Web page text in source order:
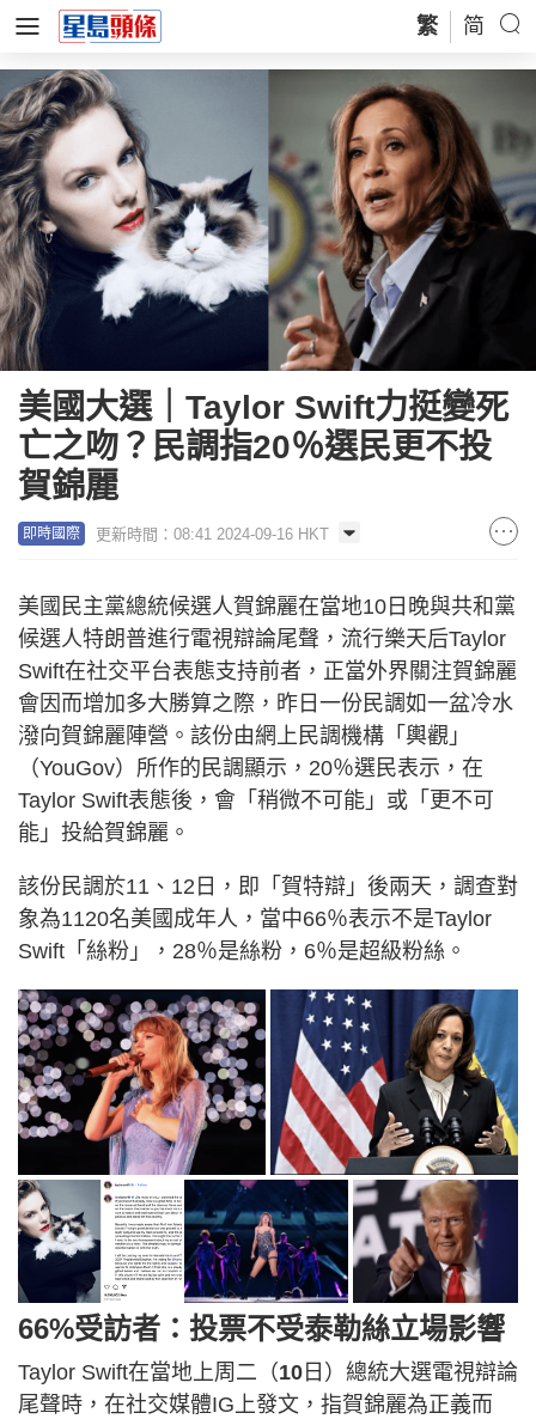
繁 简
美國大選｜Taylor Swift力挺變死
亡之吻？民調指20％選民更不投
賀錦麗
即時國際 更新時間：08:41 2024-09-16 HKT
美國民主黨總統候選人賀錦麗在當地10日晚與共和黨
候選人特朗普進行電視辯論尾聲，流行樂天后Taylor
Swift在社交平台表態支持前者，正當外界關注賀錦麗
會因而增加多大勝算之際，昨日一份民調如一盆冷水
潑向賀錦麗陣營。該份由網上民調機構「輿觀」
（YouGov）所作的民調顯示，20％選民表示，在
Taylor Swift表態後，會「稍微不可能」或「更不可
能」投給賀錦麗。
該份民調於11、12日，即「賀特辯」後兩天，調查對
象為1120名美國成年人，當中66％表示不是Taylor
Swift「絲粉」，28％是絲粉，6％是超級粉絲。
66%受訪者：投票不受泰勒絲立場影響
Taylor Swift在當地上周二（10 日）總統大選電視辯論
尾聲時，在社交媒體IG上發文，指賀錦麗為正義而